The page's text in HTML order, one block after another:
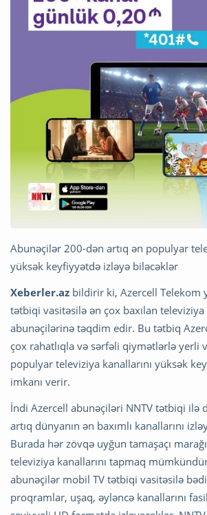
Abunəçilər 200-dən artıq ən populyar
yüksək keyfiyyətdə izləyə biləcəklər
Xeberler.az bildirir ki, Azercell Telekom
tətbiqi vasitəsilə ən çox baxılan televiziya
abunəçilərinə təqdim edir. Bu tətbiq
çox rahatlıqla və sərfəli qiymətlərlə yerli
populyar televiziya kanallarını yüksək
imkanı verir.
İndi Azercell abunəçiləri NNTV tətbiqi ilə
artıq dünyanın ən baxımlı kanallarını
Burada hər zövqə uyğun tamaşaçı
televiziya kanallarını tapmaq
abunəçilər mobil TV tətbiqi vasitəsilə
proqramlar, uşaq, əyləncə kanallarını